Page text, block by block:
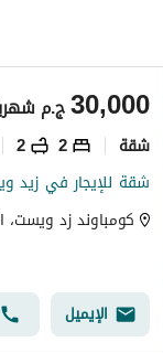
ج.م30,000
شقة 2
2
كومباوند زد ويست،
الإيميل